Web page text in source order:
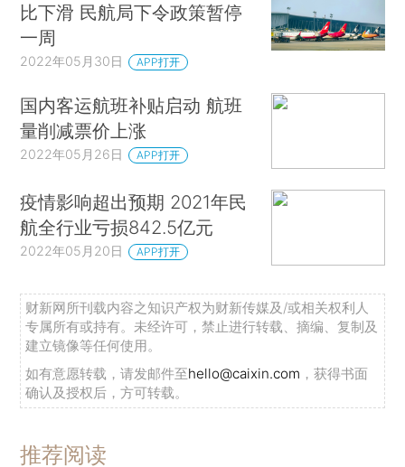
比下滑 民航局下令政策暂停
一周
2022年05月30日 APP打开
国内客运航班补贴启动 航班
量削减票价上涨
2022年05月26日 APP打开
疫情影响超出预期 2021年民
航全行业亏损842.5亿元
2022年05月20日 APP打开
财新网所刊载内容之知识产权为财新传媒及/或相关权利人
专属所有或持有。未经许可，禁止进行转载、摘编、复制及
建立镜像等任何使用。
如有意愿转载，请发邮件至hello@caixin.com ，获得书面
确认及授权后，方可转载。
推荐阅读